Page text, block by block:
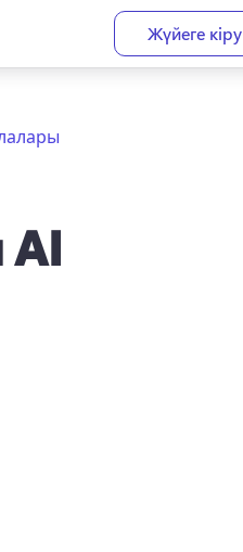
Жүйеге кіру
AI